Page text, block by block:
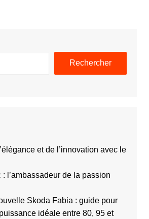
Rechercher
et de l’innovation avec le
l’ambassadeur de la passion
Skoda Fabia : guide pour
idéale entre 80, 95 et